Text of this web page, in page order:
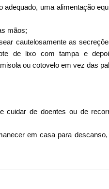
uma alimentação
mãos;
cautelosamente as
de lixo com tampa e
ou cotovelo em vez das
cuidar de doentes ou de
em casa para descanso,